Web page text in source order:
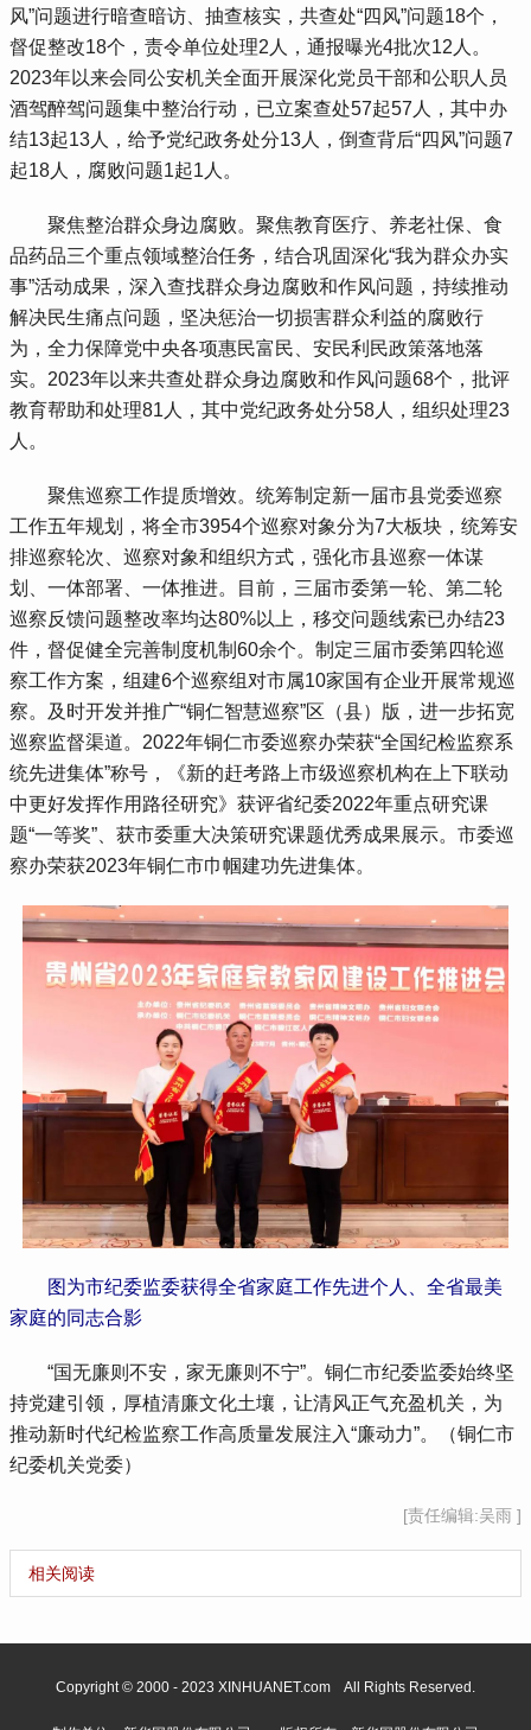
风”问题进行暗查暗访、抽查核实，共查处“四风”问题18个，
督促整改18个，责令单位处理2人，通报曝光4批次12人。
2023年以来会同公安机关全面开展深化党员干部和公职人员
酒驾醉驾问题集中整治行动，已立案查处57起57人，其中办
结13起13人，给予党纪政务处分13人，倒查背后“四风”问题7
起18人，腐败问题1起1人。
聚焦整治群众身边腐败。聚焦教育医疗、养老社保、食
品药品三个重点领域整治任务，结合巩固深化“我为群众办实
事”活动成果，深入查找群众身边腐败和作风问题，持续推动
解决民生痛点问题，坚决惩治一切损害群众利益的腐败行
为，全力保障党中央各项惠民富民、安民利民政策落地落
实。2023年以来共查处群众身边腐败和作风问题68个，批评
教育帮助和处理81人，其中党纪政务处分58人，组织处理23
人。
聚焦巡察工作提质增效。统筹制定新一届市县党委巡察
工作五年规划，将全市3954个巡察对象分为7大板块，统筹安
排巡察轮次、巡察对象和组织方式，强化市县巡察一体谋
划、一体部署、一体推进。目前，三届市委第一轮、第二轮
巡察反馈问题整改率均达80%以上，移交问题线索已办结23
件，督促健全完善制度机制60余个。制定三届市委第四轮巡
察工作方案，组建6个巡察组对市属10家国有企业开展常规巡
察。及时开发并推广“铜仁智慧巡察”区（县）版，进一步拓宽
巡察监督渠道。2022年铜仁市委巡察办荣获“全国纪检监察系
统先进集体”称号，《新的赶考路上市级巡察机构在上下联动
中更好发挥作用路径研究》获评省纪委2022年重点研究课
题“一等奖”、获市委重大决策研究课题优秀成果展示。市委巡
察办荣获2023年铜仁市巾帼建功先进集体。
图为市纪委监委获得全省家庭工作先进个人、全省最美
家庭的同志合影
“国无廉则不安，家无廉则不宁”。铜仁市纪委监委始终坚
持党建引领，厚植清廉文化土壤，让清风正气充盈机关，为
推动新时代纪检监察工作高质量发展注入“廉动力”。（铜仁市
纪委机关党委）
[责任编辑:吴雨 ]
相关阅读
Copyright © 2000 - 2023 XINHUANET.com All Rights Reserved.